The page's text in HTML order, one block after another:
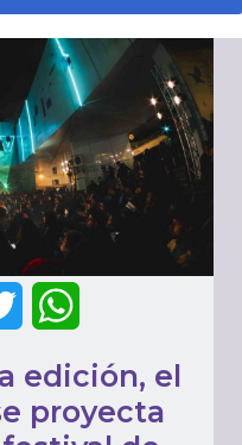
Twitter
edición, el
proyecta